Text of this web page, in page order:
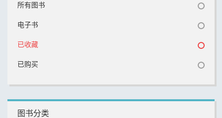
所有图书
电子书
已收藏
已购买
图书分类